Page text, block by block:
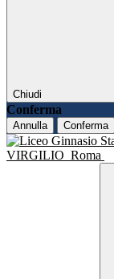
Chiudi
Conferma
Annulla Conferma
VIRGILIO Roma